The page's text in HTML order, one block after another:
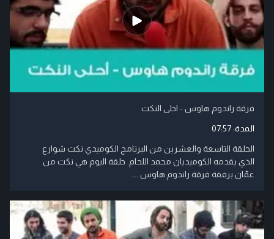
فرقة راندوم هاوس - احلى النكت
المدة:07:57
الحلقة التاسعة والعشرين من البرنامج الكوميدي نكت شوارع
الذي يقدمه الكوميديان محمد اللحام. حلقة اليوم هي نكت من
عمّان برفقة فرقة راندوم هاوس ....